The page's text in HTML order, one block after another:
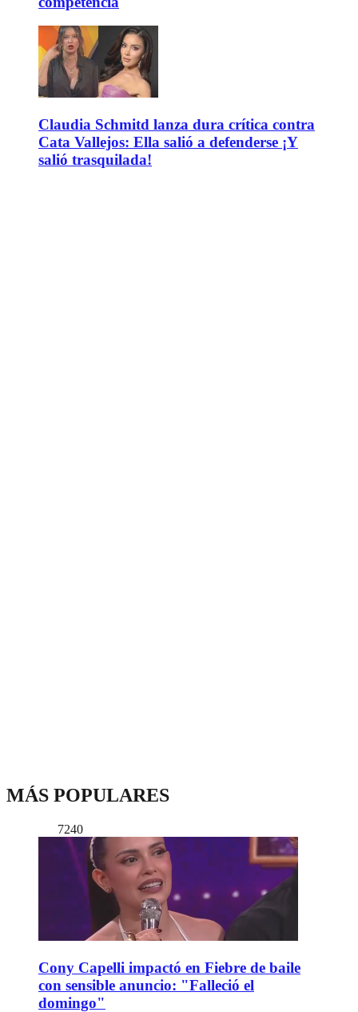
Claudia Schmitd lanza dura crítica contra
Cata Vallejos: Ella salió a defenderse ¡Y
salió trasquilada!
MÁS POPULARES
7240
Cony Capelli impactó en Fiebre de baile
con sensible anuncio: "Falleció el
domingo"